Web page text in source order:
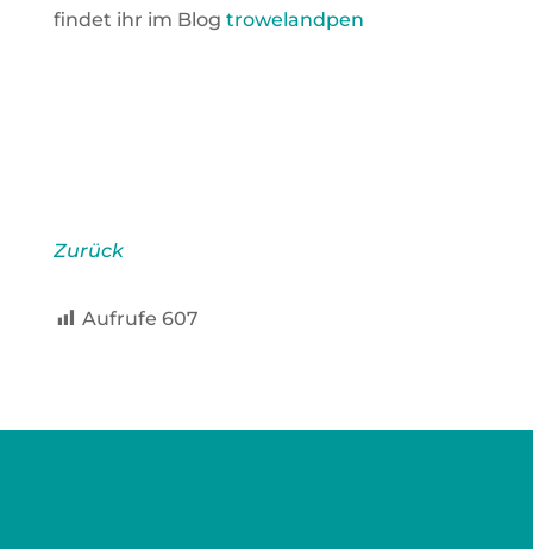
fin­det ihr im Blog tro­we­land­pen
Zurück
Auf­ru­fe 607